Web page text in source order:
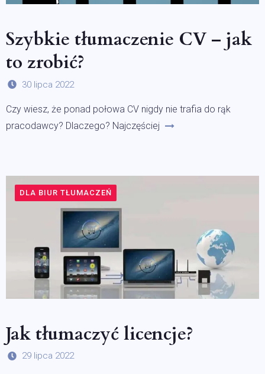
Szybkie tłumaczenie CV – jak
to zrobić?
30 lipca 2022
Czy wiesz, że ponad połowa CV nigdy nie trafia do rąk
pracodawcy? Dlaczego? Najczęściej
DLA BIUR TŁUMACZEŃ
Jak tłumaczyć licencje?
29 lipca 2022